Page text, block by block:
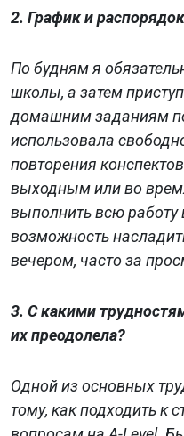
2. График и
По будням я
школы, а затем
домашним заданиям
использовала
повторения
выходным или во
выполнить всю работу
возможность
вечером, часто за
3. С какими
их преодолела?
Одной из основных
тому, как подходить к